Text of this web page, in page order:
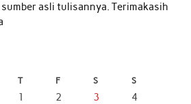
asli tulisannya. Terimakasih
T F S S
1 2 3
4